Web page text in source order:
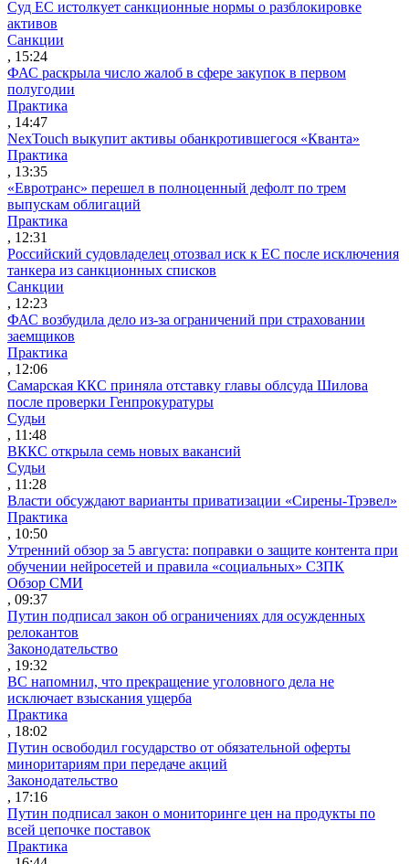
Суд ЕС истолкует санкционные нормы о разблокировке
активов
Санкции
, 15:24
ФАС раскрыла число жалоб в сфере закупок в первом
полугодии
Практика
, 14:47
NexTouch выкупит активы обанкротившегося «Кванта»
Практика
, 13:35
«Евротранс» перешел в полноценный дефолт по трем
выпускам облигаций
Практика
, 12:31
Российский судовладелец отозвал иск к ЕС после исключения
танкера из санкционных списков
Санкции
, 12:23
ФАС возбудила дело из-за ограничений при страховании
заемщиков
Практика
, 12:06
Самарская ККС приняла отставку главы облсуда Шилова
после проверки Генпрокуратуры
Судьи
, 11:48
ВККС открыла семь новых вакансий
Судьи
, 11:28
Власти обсуждают варианты приватизации «Сирены-Трэвел»
Практика
, 10:50
Утренний обзор за 5 августа: поправки о защите контента при
обучении нейросетей и правила «социальных» СЗПК
Обзор СМИ
, 09:37
Путин подписал закон об ограничениях для осужденных
релокантов
Законодательство
, 19:32
ВС напомнил, что прекращение уголовного дела не
исключает взыскания ущерба
Практика
, 18:02
Путин освободил государство от обязательной оферты
миноритариям при передаче акций
Законодательство
, 17:16
Путин подписал закон о мониторинге цен на продукты по
всей цепочке поставок
Практика